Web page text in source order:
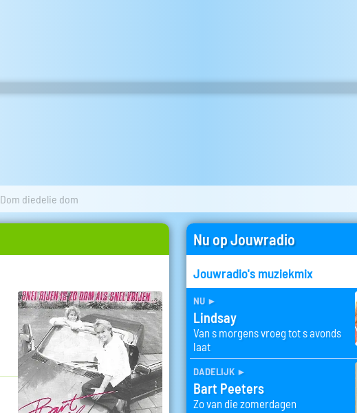
Dom diedelie dom
Nu op Jouwradio
Jouwradio's muziekmix
nu ►
Lindsay
Van s morgens vroeg tot s avonds
laat
dadelijk ►
Bart Peeters
Zo van die zomerdagen